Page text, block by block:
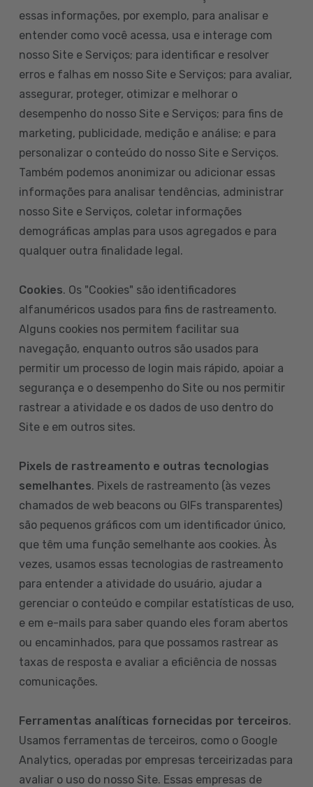
essas informações, por exemplo, para analisar e
entender como você acessa, usa e interage com
nosso Site e Serviços; para identificar e resolver
erros e falhas em nosso Site e Serviços; para avaliar,
assegurar, proteger, otimizar e melhorar o
desempenho do nosso Site e Serviços; para fins de
marketing, publicidade, medição e análise; e para
personalizar o conteúdo do nosso Site e Serviços.
Também podemos anonimizar ou adicionar essas
informações para analisar tendências, administrar
nosso Site e Serviços, coletar informações
demográficas amplas para usos agregados e para
qualquer outra finalidade legal.
Cookies. Os "Cookies" são identificadores
alfanuméricos usados para fins de rastreamento.
Alguns cookies nos permitem facilitar sua
navegação, enquanto outros são usados para
permitir um processo de login mais rápido, apoiar a
segurança e o desempenho do Site ou nos permitir
rastrear a atividade e os dados de uso dentro do
Site e em outros sites.
Pixels de rastreamento e outras tecnologias
semelhantes. Pixels de rastreamento (às vezes
chamados de web beacons ou GIFs transparentes)
são pequenos gráficos com um identificador único,
que têm uma função semelhante aos cookies. Às
vezes, usamos essas tecnologias de rastreamento
para entender a atividade do usuário, ajudar a
gerenciar o conteúdo e compilar estatísticas de uso,
e em e-mails para saber quando eles foram abertos
ou encaminhados, para que possamos rastrear as
taxas de resposta e avaliar a eficiência de nossas
comunicações.
Ferramentas analíticas fornecidas por terceiros.
Usamos ferramentas de terceiros, como o Google
Analytics, operadas por empresas terceirizadas para
avaliar o uso do nosso Site. Essas empresas de